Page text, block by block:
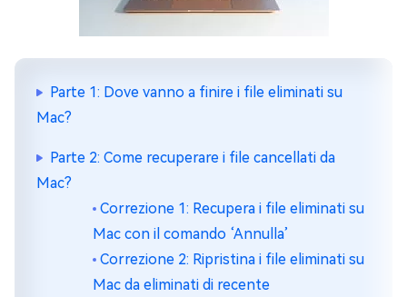
Parte 1: Dove vanno a finire i file eliminati su
Mac?
Parte 2: Come recuperare i file cancellati da
Mac?
Correzione 1: Recupera i file eliminati su
Mac con il comando ‘Annulla’
Correzione 2: Ripristina i file eliminati su
Mac da eliminati di recente